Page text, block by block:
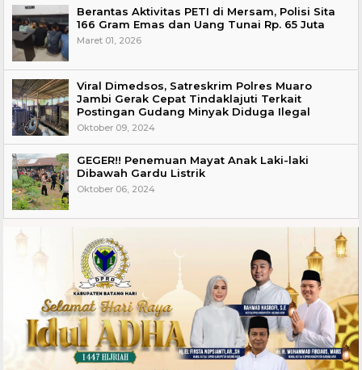
Berantas Aktivitas PETI di Mersam, Polisi Sita
166 Gram Emas dan Uang Tunai Rp. 65 Juta
Maret 01, 2026
Viral Dimedsos, Satreskrim Polres Muaro
Jambi Gerak Cepat Tindaklajuti Terkait
Postingan Gudang Minyak Diduga Ilegal
Oktober 09, 2024
GEGER!! Penemuan Mayat Anak Laki-laki
Dibawah Gardu Listrik
Oktober 06, 2024